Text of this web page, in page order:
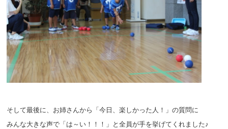
そして最後に、お姉さんから「今日、楽しかった人！」の質問に
みんな大きな声で「は～い！！！」と全員が手を挙げてくれました♪